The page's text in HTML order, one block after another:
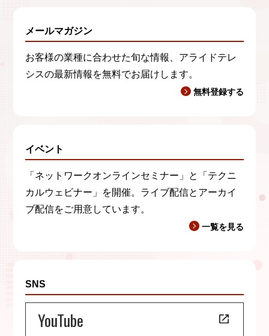
メールマガジン
お客様の業種に合わせた旬な情報、アライドテレ
シスの最新情報を無料でお届けします。
無料登録する
イベント
「ネットワークオンラインセミナー」と「テクニ
カルウェビナー」を開催。ライブ配信とアーカイ
ブ配信をご用意しています。
一覧を見る
SNS
YouTube